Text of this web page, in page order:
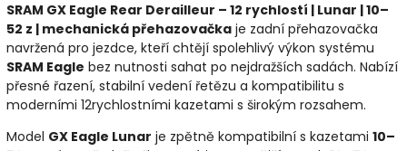
SRAM GX Eagle Rear Derailleur – 12 rychlostí | Lunar | 10–
52 z | mechanická přehazovačka je zadní přehazovačka
navržená pro jezdce, kteří chtějí spolehlivý výkon systému
SRAM Eagle bez nutnosti sahat po nejdražších sadách. Nabízí
přesné řazení, stabilní vedení řetězu a kompatibilitu s
moderními 12rychlostními kazetami s širokým rozsahem.
Model GX Eagle Lunar je zpětně kompatibilní s kazetami 10–